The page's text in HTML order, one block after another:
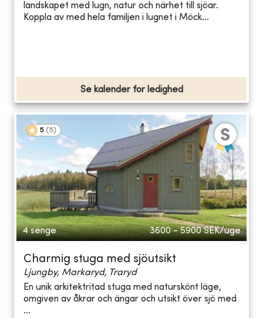
landskapet med lugn, natur och närhet till sjöar.
Koppla av med hela familjen i lugnet i Möck...
Se kalender for ledighed
5 (5)
4 senge 3600 - 5900 SEK/uge
Charmig stuga med sjöutsikt
Ljungby, Markaryd, Traryd
En unik arkitektritad stuga med naturskönt läge,
omgiven av åkrar och ängar och utsikt över sjö med
...